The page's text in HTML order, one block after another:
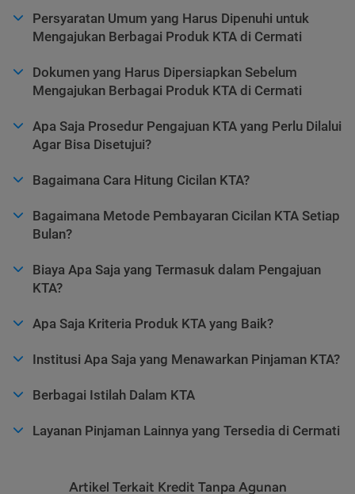
Persyaratan Umum yang Harus Dipenuhi untuk
Mengajukan Berbagai Produk KTA di Cermati
Dokumen yang Harus Dipersiapkan Sebelum
Mengajukan Berbagai Produk KTA di Cermati
Apa Saja Prosedur Pengajuan KTA yang Perlu Dilalui
Agar Bisa Disetujui?
Bagaimana Cara Hitung Cicilan KTA?
Bagaimana Metode Pembayaran Cicilan KTA Setiap
Bulan?
Biaya Apa Saja yang Termasuk dalam Pengajuan
KTA?
Apa Saja Kriteria Produk KTA yang Baik?
Institusi Apa Saja yang Menawarkan Pinjaman KTA?
Berbagai Istilah Dalam KTA
Layanan Pinjaman Lainnya yang Tersedia di Cermati
Artikel Terkait Kredit Tanpa Agunan